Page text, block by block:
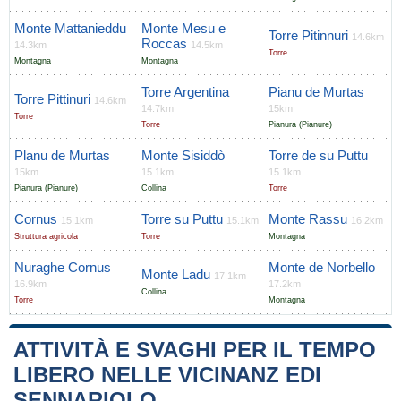
Monte Mattanieddu
14.3km
Montagna
Monte Mesu e
Roccas 14.5km
Montagna
Torre Pitinnuri 14.6km
Torre
Torre Pittinuri 14.6km
Torre
Torre Argentina
14.7km
Torre
Pianu de Murtas
15km
Pianura (Pianure)
Planu de Murtas
15km
Pianura (Pianure)
Monte Sisiddò
15.1km
Collina
Torre de su Puttu
15.1km
Torre
Cornus 15.1km
Struttura agricola
Torre su Puttu 15.1km
Torre
Monte Rassu 16.2km
Montagna
Nuraghe Cornus
16.9km
Torre
Monte Ladu 17.1km
Collina
Monte de Norbello
17.2km
Montagna
ATTIVITÀ E SVAGHI PER IL TEMPO
LIBERO NELLE VICINANZ EDI